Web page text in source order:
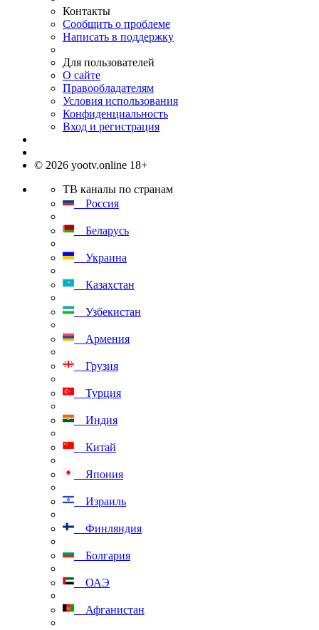
Контакты
Сообщить о проблеме
Написать в поддержку
Для пользователей
О сайте
Правообладателям
Условия использования
Конфиденциальность
Вход и регистрация
© 2026 yootv.online 18+
ТВ каналы по странам
Россия
Беларусь
Украина
Казахстан
Узбекистан
Армения
Грузия
Турция
Индия
Китай
Япония
Израиль
Финляндия
Болгария
ОАЭ
Афганистан